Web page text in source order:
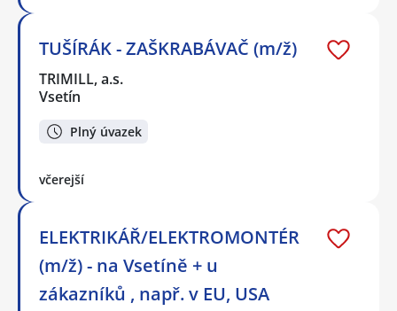
TUŠÍRÁK - ZAŠKRABÁVAČ (m/ž)
TRIMILL, a.s.
Vsetín
Plný úvazek
včerejší
ELEKTRIKÁŘ/ELEKTROMONTÉR
(m/ž) - na Vsetíně + u
zákazníků , např. v EU, USA